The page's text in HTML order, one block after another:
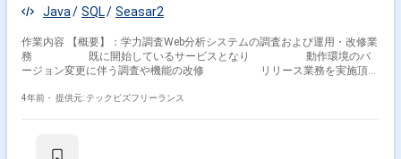
Java
SQL Seasar2
作業内容 【概要】：学力調査Web分析システムの調査および運用・改修業
務 既に開始しているサービスとなり 動作環境のバ
ージョン変更に伴う調査や機能の改修 リリース業務を実施頂き
しくは4月～中長期 【場所】：基本在宅 ※在宅作業がメインと
4年前・ 提供元: テックビズフリーランス